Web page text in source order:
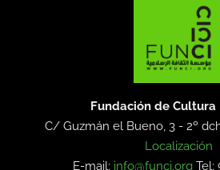
Fundación de Cultura
C/ Guzmán el Bueno, 3 - 2º
Localización
E-mail: info@funci.org Tel: